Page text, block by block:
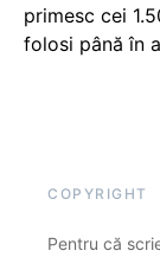
primesc cei
folosi până în
COPYRIGHT
Pentru că